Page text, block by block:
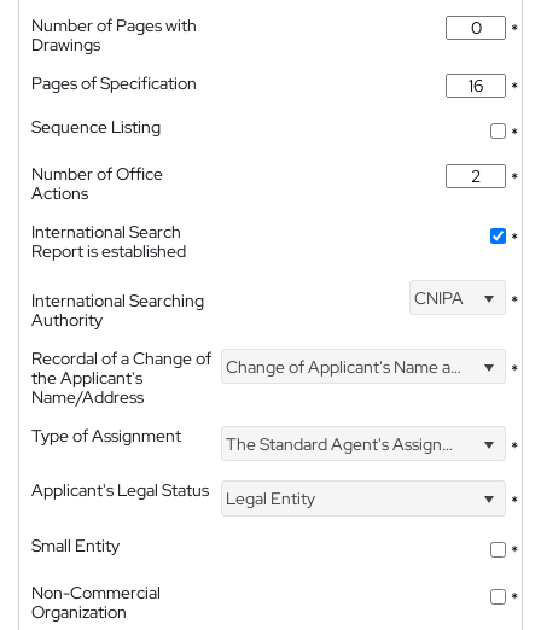
Number of Pages with
Drawings
*
Pages of Specification
*
Sequence Listing
*
Number of Office
Actions
*
International Search
Report is established
*
International Searching
Authority
CNIPA *
Recordal of a Change of
the Applicant's
Name/Address
Change of Applicant's Name and Address *
Type of Assignment The Standard Agent's Assignment
*
Applicant's Legal Status
Legal Entity
*
Small Entity
*
Non-Commercial
Organization
*